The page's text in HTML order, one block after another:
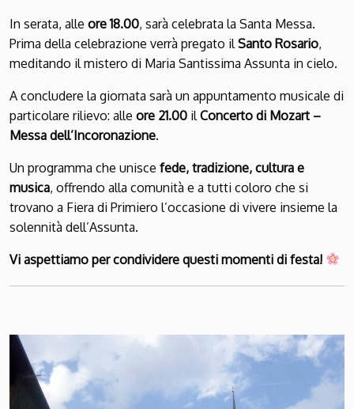
In serata, alle ore 18.00, sarà celebrata la Santa Messa.
Prima della celebrazione verrà pregato il Santo Rosario,
meditando il mistero di Maria Santissima Assunta in cielo.
A concludere la giornata sarà un appuntamento musicale di
particolare rilievo: alle ore 21.00 il Concerto di Mozart –
Messa dell’Incoronazione.
Un programma che unisce fede, tradizione, cultura e
musica, offrendo alla comunità e a tutti coloro che si
trovano a Fiera di Primiero l’occasione di vivere insieme la
solennità dell’Assunta.
Vi aspettiamo per condividere questi momenti di festa!